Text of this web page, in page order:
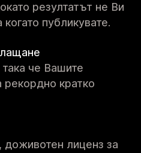
резултатът не Ви
публикувате.
че Вашите
рекордно кратко
лиценз за